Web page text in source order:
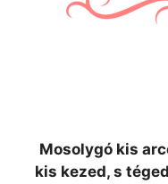
Mosolygó kis
kis kezed, s